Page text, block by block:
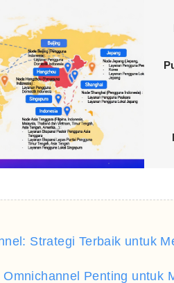
Strategi Terbaik untuk
Penting untuk